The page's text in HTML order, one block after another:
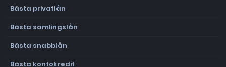
Bästa privatlån
Bästa samlingslån
Bästa snabblån
Bästa kontokredit